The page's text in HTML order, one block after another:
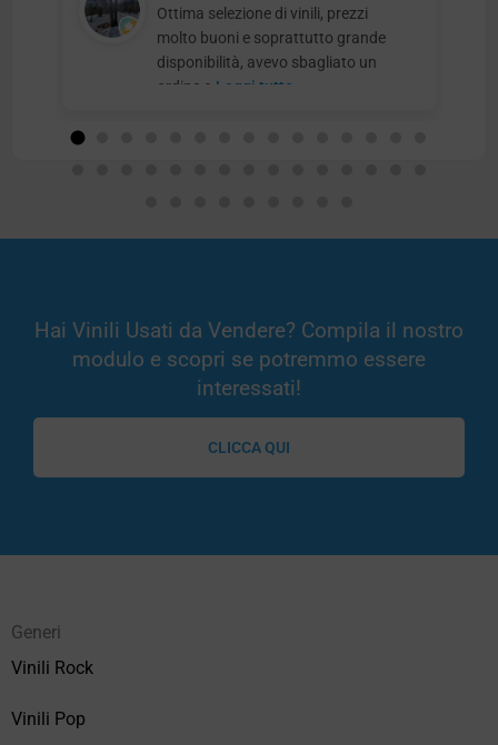
Ottima selezione di vinili, prezzi
molto buoni e soprattutto grande
disponibilità, avevo sbagliato un
ordine e Leggi tutto
Hai Vinili Usati da Vendere? Compila il nostro
modulo e scopri se potremmo essere
interessati!
CLICCA QUI
Generi
Vinili Rock
Vinili Pop